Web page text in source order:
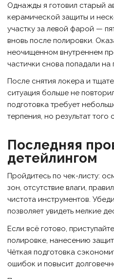
Однажды я готовил старый
керамической защиты и
участку за левой фарой —
вновь после полировки.
неочищенном внутреннем
частички снова попадали на
После снятия локера и
ситуация больше не
подготовка требует
терпения, но результат того
Последняя
детейлингом
Пройдитесь по чек-листу:
зон, отсутствие влаги,
чистота инструментов.
позволяет увидеть мелкие
Если всё готово,
полировке, нанесению
Чёткая подготовка
ошибок и повысит